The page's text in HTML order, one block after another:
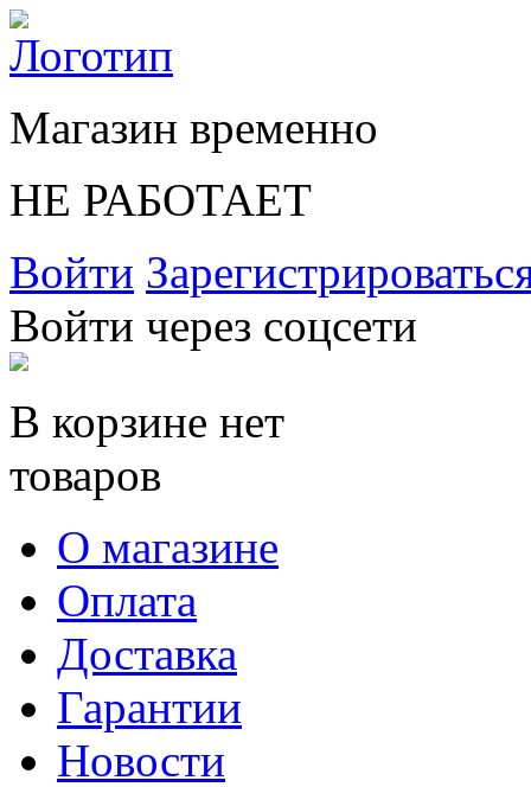
Магазин временно
НЕ РАБОТАЕТ
Войти
Войти через соцсети
В корзине нет
товаров
О магазине
Оплата
Доставка
Гарантии
Новости